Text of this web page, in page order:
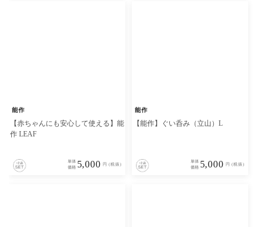
能作
【赤ちゃんにも安心して使える】能
作 LEAF
単体
価格 5,000 円 (税抜)
能作
【能作】ぐい呑み（立山）L
単体
価格 5,000 円 (税抜)